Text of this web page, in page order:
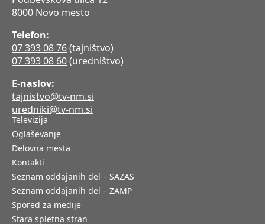
8000 Novo mesto
Telefon:
07 393 08 76(tajništvo)
07 393 08 60(uredništvo)
E-naslov:
tajnistvo@tv-nm.si
uredniki@tv-nm.si
Televizija
Oglaševanje
Delovna mesta
Kontakti
Seznam oddajanih del – SAZAS
Seznam oddajanih del – ZAMP
Spored za medije
Stara spletna stran